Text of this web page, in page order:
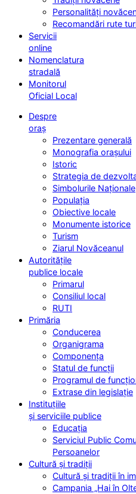
Personalități
Recomandări rute
Servicii
online
Nomenclatura
stradală
Monitorul
Oficial Local
Despre
oraș
Prezentare generală
Monografia orașului
Istoric
Strategia de
Simbolurile Naționale
Populația
Obiective locale
Monumente istorice
Turism
Ziarul Novăceanul
Autoritățile
publice locale
Primarul
Consiliul local
RUTI
Primăria
Conducerea
Organigrama
Componența
Statul de funcții
Programul de
Extrase din legislație
Instituțiile
și serviciile publice
Educația
Serviciul Public
Persoanelor
Cultură și tradiții
Cultură și tradiții în
Campania „Hai în